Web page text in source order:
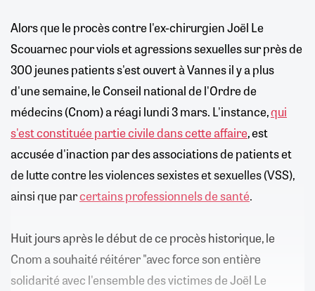
Alors que le procès contre l'ex-chirurgien Joël Le
Scouarnec pour viols et agressions sexuelles sur près de
300 jeunes patients s'est ouvert à Vannes il y a plus
d'une semaine, le Conseil national de l'Ordre de
médecins (Cnom) a réagi lundi 3 mars. L'instance,qui
s'est constituée partie civile dans cette affaire, est
accusée d'inaction par des associations de patients et
de lutte contre les violences sexistes et sexuelles (VSS),
ainsi que parcertains professionnels de santé.
Huit jours après le début de ce procès historique, le
Cnom a souhaité réitérer "avec force son entière
solidarité avec l'ensemble des victimes de Joël Le